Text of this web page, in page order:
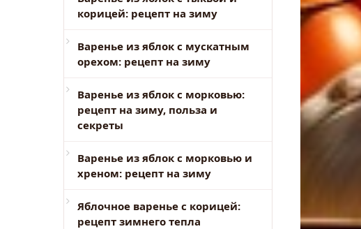
корицей: рецепт на зиму
Варенье из яблок с мускатным
орехом: рецепт на зиму
Варенье из яблок с морковью:
рецепт на зиму, польза и
секреты
Варенье из яблок с морковью и
хреном: рецепт на зиму
Яблочное варенье с корицей:
рецепт зимнего тепла